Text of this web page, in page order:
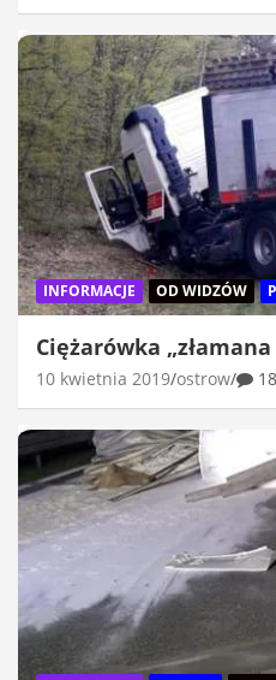
INFORMACJE OD WIDZÓW
Ciężarówka „złamana
10 kwietnia 2019 ostrow 18